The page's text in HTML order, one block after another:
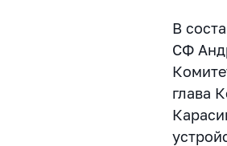
В
СФ
глава